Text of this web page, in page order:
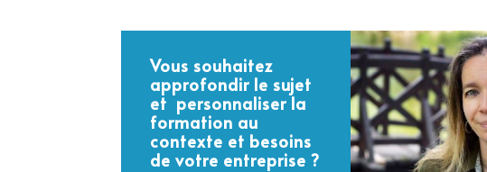
Vous souhaitez
approfondir le sujet
et personnaliser la
formation au
contexte et besoins
de votre entreprise ?